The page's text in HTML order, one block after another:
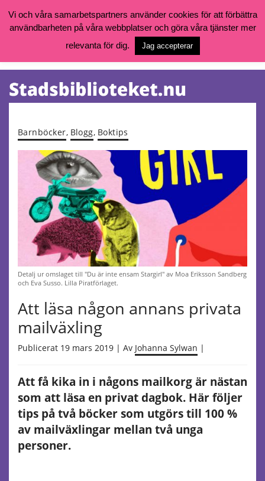
Vill du söka böcker, logga in på ditt bibliotekskonto eller nå övriga
goteborg.se/bibliotek
Öppettider, katalog och kontakt
Tjänster
Barnböcker, Blogg, Boktips
Detalj ur omslaget till "Du är inte ensam Stargirl" av Moa Eriksson Sandberg
och Eva Susso. Lilla Piratförlaget.
Att läsa någon annans privata
mailväxling
Publicerat 19 mars 2019 | Av Johanna Sylwan |
Att få kika in i någons mailkorg är nästan
som att läsa en privat dagbok. Här följer
tips på två böcker som utgörs till 100 %
av mailväxlingar mellan två unga
personer.
Vi och våra samarbetspartners använder cookies för att förbättra
användbarheten på våra webbplatser och göra våra tjänster mer
relevanta för dig.
Jag accepterar